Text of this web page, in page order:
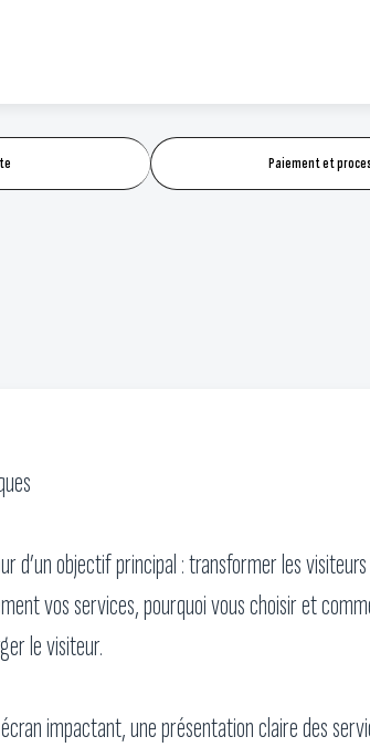
Paiement et
d’un objectif principal : transformer les
vos services, pourquoi vous choisir et
le visiteur.
impactant, une présentation claire des